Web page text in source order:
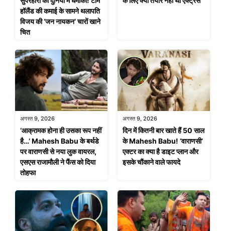
हॉलैंड की कमाई के सामने थलापति
विजय की ‘जन नायकन’ चारों खाने
चित
अगस्त 9, 2026
‘आक्रामक होना ही उसका रूप नहीं
है…’ Mahesh Babu के बर्थडे
पर वाराणसी से नया लुक वायरल,
एसएस राजामौली ने फैंस को दिया
तोहफा
अगस्त 9, 2026
दिन में कितनी बार खाते हैं 50 साल
के Mahesh Babu! ‘वाराणसी’
एक्टर का क्या है डाइट प्लान और
इसके चौंकाने वाले फायदे